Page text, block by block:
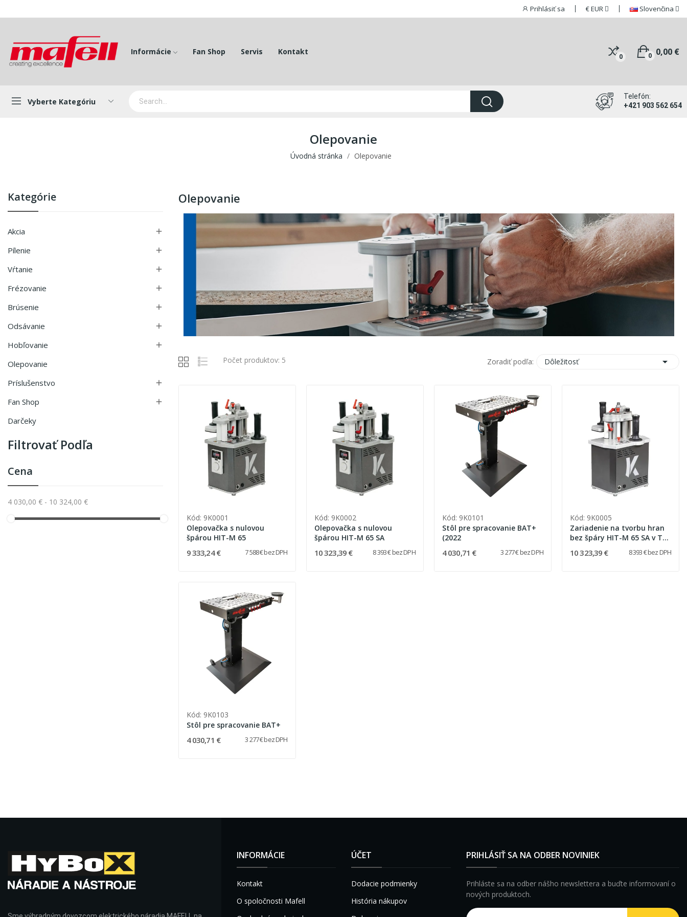
Prihlásiť sa €EUR Slovenčina
Informácie Fan Shop Servis Kontakt
0 0,00 €
0
Vyberte Kategóriu
Telefón:
+421 903 562 654
Olepovanie
Úvodná stránka Olepovanie
Kategórie
Akcia 
Pílenie 
Vŕtanie 
Frézovanie 
Brúsenie 
Odsávanie 
Hobľovanie 
Olepovanie
Príslušenstvo

Fan Shop 
Darčeky
Filtrovať Podľa
Cena
4 030,00 € - 10 324,00 €
Olepovanie
Počet produktov: 5 Zoradiť podľa: Dôležitosť 
Kód: 9K0001
Olepovačka s nulovou
špárou HIT-M 65
9 333,24 € 7 588 € bez DPH
Kód: 9K0002
Olepovačka s nulovou
špárou HIT-M 65 SA
10 323,39 € 8 393 € bez DPH
Kód: 9K0101
Stôl pre spracovanie BAT+
(2022
4 030,71 € 3 277 € bez DPH
Kód: 9K0005
Zariadenie na tvorbu hran
bez špáry HIT-M 65 SA v T-
10 323,39 € 8 393 € bez DPH
Kód: 9K0103
Stôl pre spracovanie BAT+
4 030,71 € 3 277 € bez DPH
INFORMÁCIE
Kontakt
O spoločnosti Mafell
ÚČET
Dodacie podmienky
História nákupov
PRIHLÁSIŤ SA NA ODBER NOVINIEK
Prihláste sa na odber nášho newslettera a buďte informovaní o
nových produktoch.